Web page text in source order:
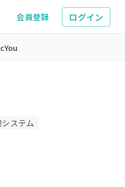
会員登録 ログイン
ステム